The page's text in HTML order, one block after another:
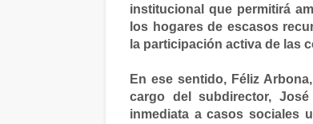
institucional que permitirá
los hogares de escasos
la participación activa de las
En ese sentido, Féliz
cargo del subdirector,
inmediata a casos sociales